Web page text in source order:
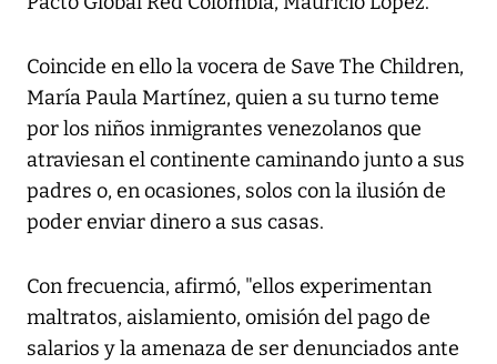
Coincide en ello la vocera de Save The Children,
María Paula Martínez, quien a su turno teme
por los niños inmigrantes venezolanos que
atraviesan el continente caminando junto a sus
padres o, en ocasiones, solos con la ilusión de
poder enviar dinero a sus casas.
Con frecuencia, afirmó, "ellos experimentan
maltratos, aislamiento, omisión del pago de
salarios y la amenaza de ser denunciados ante